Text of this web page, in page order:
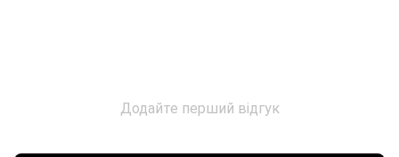
Додайте перший відгук